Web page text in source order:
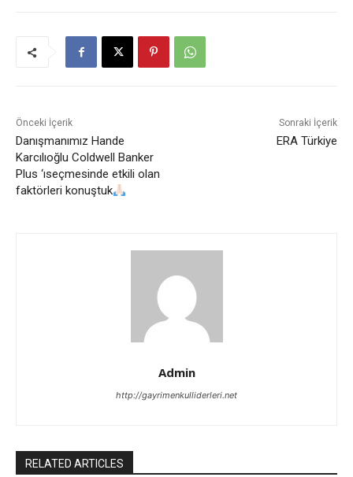
Önceki İçerik
Danışmanımız Hande
Karcılıoğlu Coldwell Banker
Plus ‘ıseçmesinde etkili olan
faktörleri konuştuk
Sonraki İçerik
ERA Türkiye
Admin
http://gayrimenkulliderleri.net
RELATED ARTICLES